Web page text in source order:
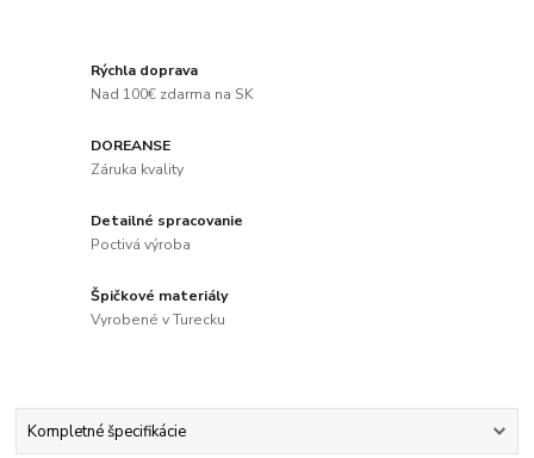
Rýchla doprava
Nad 100€ zdarma na SK
DOREANSE
Záruka kvality
Detailné spracovanie
Poctivá výroba
Špičkové materiály
Vyrobené v Turecku
Kompletné špecifikácie